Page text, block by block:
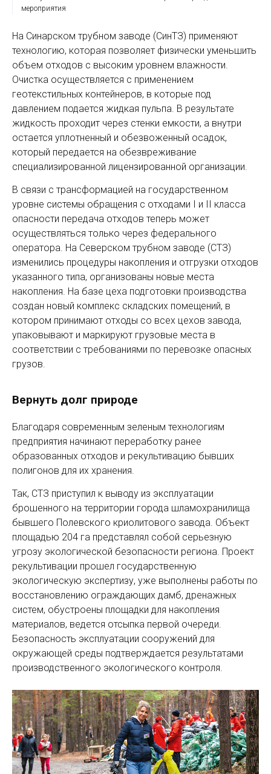
мероприятия
На Синарском трубном заводе (СинТЗ) применяют
технологию, которая позволяет физически уменьшить
объем отходов с высоким уровнем влажности.
Очистка осуществляется с применением
геотекстильных контейнеров, в которые под
давлением подается жидкая пульпа. В результате
жидкость проходит через стенки емкости, а внутри
остается уплотненный и обезвоженный осадок,
который передается на обезвреживание
специализированной лицензированной организации.
В связи с трансформацией на государственном
уровне системы обращения с отходами I и II класса
опасности передача отходов теперь может
осуществляться только через федерального
оператора. На Северском трубном заводе (СТЗ)
изменились процедуры накопления и отгрузки отходов
указанного типа, организованы новые места
накопления. На базе цеха подготовки производства
создан новый комплекс складских помещений, в
котором принимают отходы со всех цехов завода,
упаковывают и маркируют грузовые места в
соответствии с требованиями по перевозке опасных
грузов.
Вернуть долг природе
Благодаря современным зеленым технологиям
предприятия начинают переработку ранее
образованных отходов и рекультивацию бывших
полигонов для их хранения.
Так, СТЗ приступил к выводу из эксплуатации
брошенного на территории города шламохранилища
бывшего Полевского криолитового завода. Объект
площадью 204 га представлял собой серьезную
угрозу экологической безопасности региона. Проект
рекультивации прошел государственную
экологическую экспертизу, уже выполнены работы по
восстановлению ограждающих дамб, дренажных
систем, обустроены площадки для накопления
материалов, ведется отсыпка первой очереди.
Безопасность эксплуатации сооружений для
окружающей среды подтверждается результатами
производственного экологического контроля.